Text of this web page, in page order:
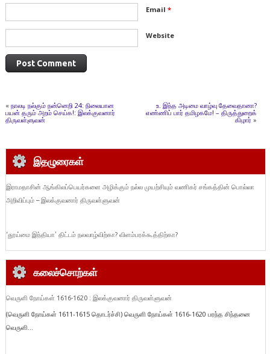
Email *
Website
« நாலடி நல்கும் நன்னெறி 24: நிலையான
பயன் தரும் அறம் செய்க!: இலக்குவனார்
திருவள்ளுவன்
உ. இந்த அடிமை வாழ்வு தேவைதானா?
எண்ணிப் பார் தமிழகமே! – திருத்துறைக்
கிழார் »
இதழுரைகள்
இராமதாசின் ஆங்கிலப்பெயர்களை அழிக்கும் நல்ல முயற்சியும் வணிகர் சங்கத்தின் பொல்லா
அறிவிப்பும் – இலக்குவனார் திருவள்ளுவன்
‘தூய்மை இந்தியா’ திட்டம் நலவாழ்விற்கா? விளம்பரக்கூத்திற்கா?
கலைச்சொற்கள்
வெருளி நோய்கள் 1616-1620 : இலக்குவனார் திருவள்ளுவன்
(வெருளி நோய்கள் 1611-1615 தொடர்ச்சி) வெருளி நோய்கள் 1616-1620 பரந்த சிந்தனை
வெருளி...